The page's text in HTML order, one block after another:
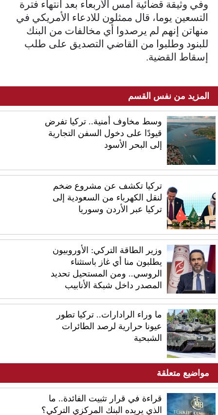
وفي وثيقة ⁠قضائية ​أمس الأربعاء بعد انتهاء فترة
التسعين يوما، قال ​ممثلون للادعاء الأمريكي في
منهاتن إنهم لم يرصدوا أي مخالفات من البنك
للبنود وطلبوا من ​القاضي التصديق على طلب
إسقاط القضية.
المزيد من نفس القسم
وسط مخاوف أمنية.. تركيا تفرض
قيودًا على دخول السفن التجارية
إلى البحر الأسود
تركيا تكشف عن مشروع ضخم
لنقل الكهرباء من السعودية إلى
تركيا عبر الأردن وسوريا
وزير الطاقة التركي: الأوروبيون
يطلبون منا أي غاز باستثناء
الروسي.. ومن المستحيل تحديد
المصدر داخل شبكة الأنابيب
ما وراء الرادارات.. تركيا تطور
عيونا حرارية لرصد الطائرات
الشبحية
مواضيع متعلقة
قراءة في قرار تثبيت الفائدة.. ما
الذي يريده البنك المركزي التركي؟